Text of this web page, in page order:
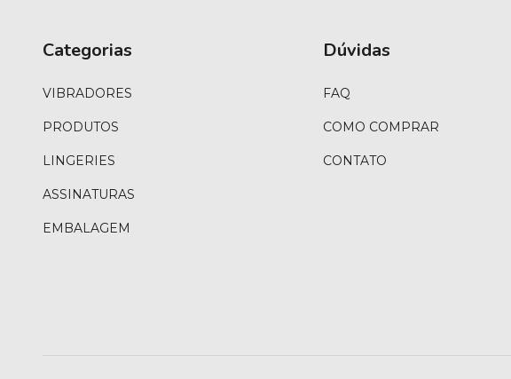
Categorias
VIBRADORES
PRODUTOS
LINGERIES
ASSINATURAS
EMBALAGEM
Dúvidas
FAQ
COMO COMPRAR
CONTATO